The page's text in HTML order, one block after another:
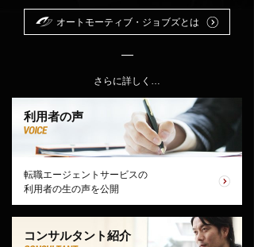
オートモーティブ・ジョブズとは
さらに詳しく…
利用者の声
転職エージェントサービスの
利用者の生の声を公開
コンサルタント紹介